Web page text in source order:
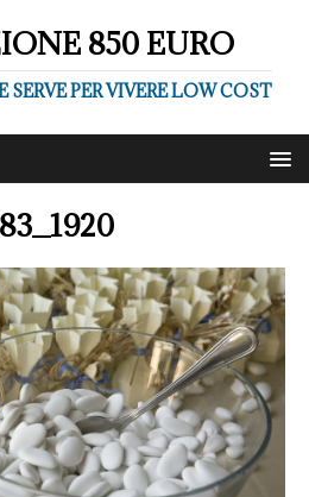
850 EURO
PER VIVERE LOW COST